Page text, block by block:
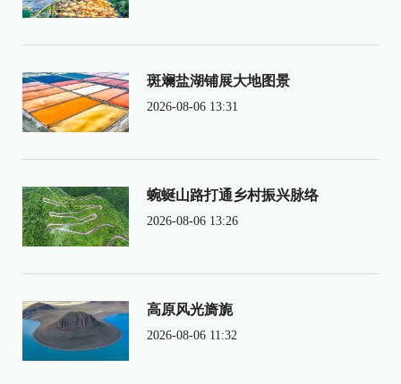
斑斓盐湖铺展大地图景
2026-08-06 13:31
蜿蜒山路打通乡村振兴脉络
2026-08-06 13:26
高原风光旖旎
2026-08-06 11:32